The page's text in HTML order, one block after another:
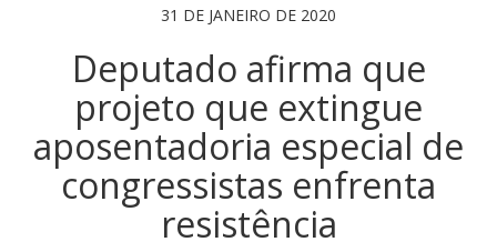
31 DE JANEIRO DE 2020
Deputado afirma que
projeto que extingue
aposentadoria especial de
congressistas enfrenta
resistência